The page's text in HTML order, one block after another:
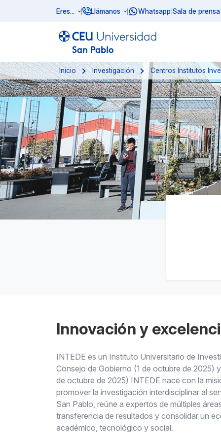
Eres... | Llámanos | Whatsapp Sala de prensa
Inicio Investigación Centros Institutos
Innovación y
INTEDE es un Instituto Universitario de
Consejo de Gobierno (1 de octubre de 2025)
de octubre de 2025) INTEDE nace con la
promover la investigación interdisciplinar al
San Pablo, reúne a expertos de múltiples
transferencia de resultados y consolidar un
académico, tecnológico y social.